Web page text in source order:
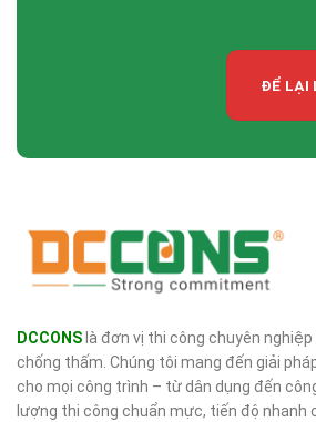
ĐỂ LẠI
DCCONS là đơn vị thi công chuyên
chống thấm. Chúng tôi mang đến giải
cho mọi công trình – từ dân dụng đến
lượng thi công chuẩn mực, tiến độ nhanh